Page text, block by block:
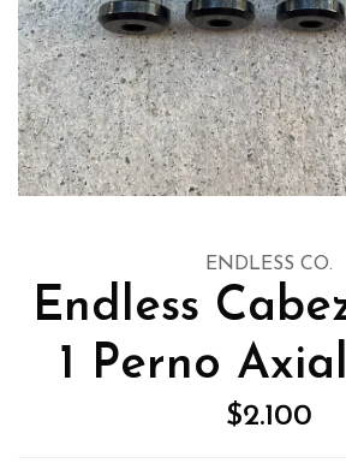
ENDLESS CO.
Endless
1 Perno
$2.100